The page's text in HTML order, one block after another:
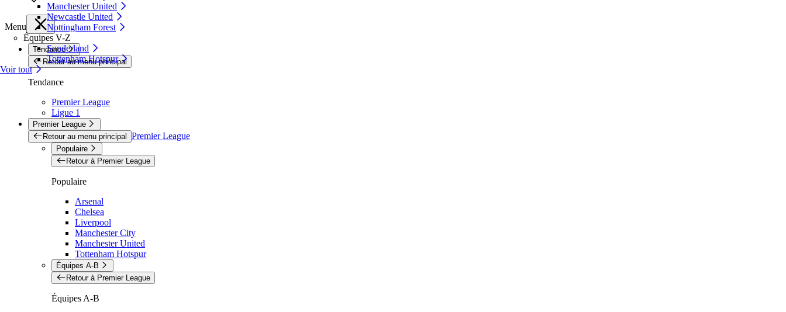
Manchester United
Newcastle United
Nottingham Forest
Équipes V-Z
Sunderland
Tottenham Hotspur
Voir tout
Menu
Tendance
Retour au menu principal
Tendance
Premier League
Ligue 1
Premier League
Retour au menu principal Premier League
Populaire
Retour à Premier League
Populaire
Arsenal
Chelsea
Liverpool
Manchester City
Manchester United
Tottenham Hotspur
Équipes A-B
Retour à Premier League
Équipes A-B